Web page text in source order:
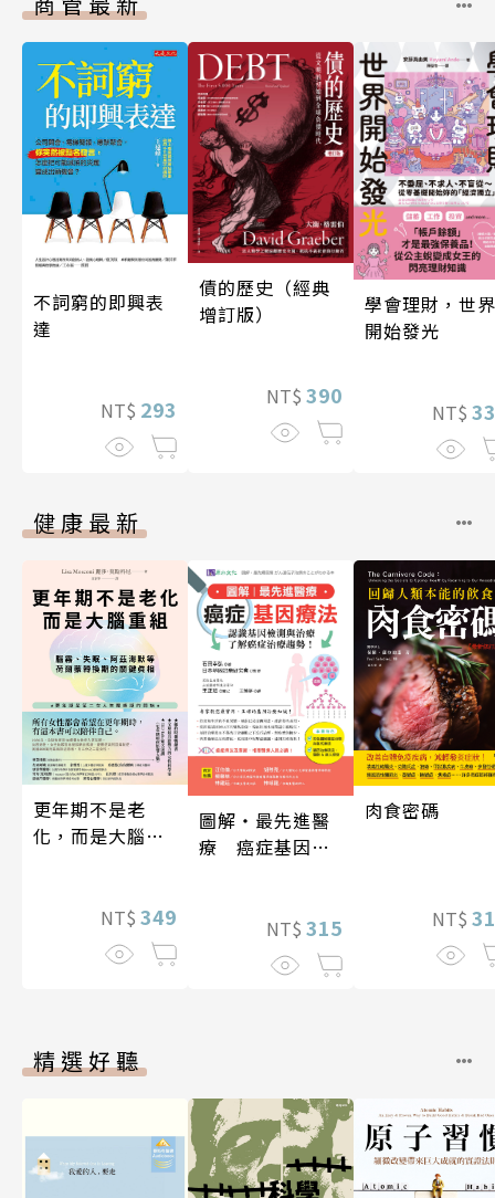
不詞窮的即興表
達
NT$ 293
債的歷史（經典
增訂版）
NT$ 390
學會理財，世界
開始發光
NT$
健康最新
更年期不是老
化，而是大腦重
NT$ 349
圖解‧最先進醫
療 癌症基因療
NT$ 315
肉食密碼
NT$
精選好聽